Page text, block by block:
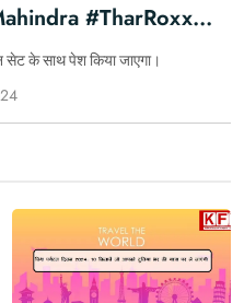
#TharRoxx
#TharROXX
के साथ पेश किया जाएगा।